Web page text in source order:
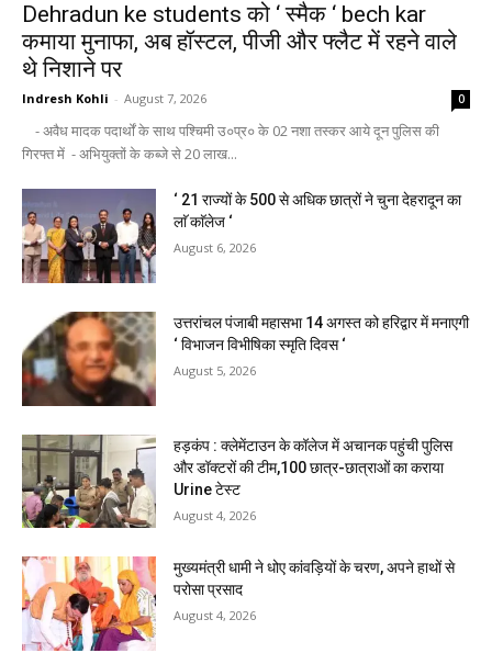
Dehradun ke students को ‘ स्मैक ‘ bech kar
कमाया मुनाफा, अब हॉस्टल, पीजी और फ्लैट में रहने वाले
थे निशाने पर
Indresh Kohli - August 7, 2026 0
- अवैध मादक पदार्थों के साथ पश्चिमी उ०प्र० के 02 नशा तस्कर आये दून पुलिस की
गिरफ्त में - अभियुक्तों के कब्जे से 20 लाख...
‘ 21 राज्यों के 500 से अधिक छात्रों ने चुना देहरादून का
लाॅ काॅलेज ‘
August 6, 2026
उत्तरांचल पंजाबी महासभा 14 अगस्त को हरिद्वार में मनाएगी
‘ विभाजन विभीषिका स्मृति दिवस ‘
August 5, 2026
हड़कंप : क्लेमेंटाउन के कॉलेज में अचानक पहुंची पुलिस
और डॉक्टरों की टीम,100 छात्र-छात्राओं का कराया
Urine टेस्ट
August 4, 2026
मुख्यमंत्री धामी ने धोए कांवड़ियों के चरण, अपने हाथों से
परोसा प्रसाद
August 4, 2026